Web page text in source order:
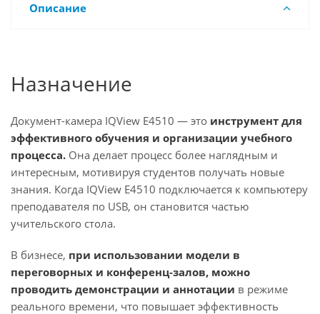
Описание
Назначение
Документ-камера IQView E4510 — это инструмент для
эффективного обучения и организации учебного
процесса. Она делает процесс более наглядным и
интересным, мотивируя студентов получать новые
знания. Когда IQView E4510 подключается к компьютеру
преподавателя по USB, он становится частью
учительского стола.
В бизнесе, при использовании модели в
переговорных и конференц-залов, можно
проводить демонстрации и аннотации в режиме
реального времени, что повышает эффективность